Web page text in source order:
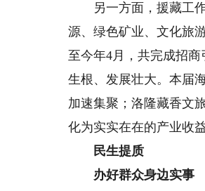
另一方面，援藏工作
源、绿色矿业、文化旅
至今年4月，共完成招
生根、发展壮大。本届
加速集聚；洛隆藏香文
化为实实在在的产业收
民生提质
办好群众身边实事